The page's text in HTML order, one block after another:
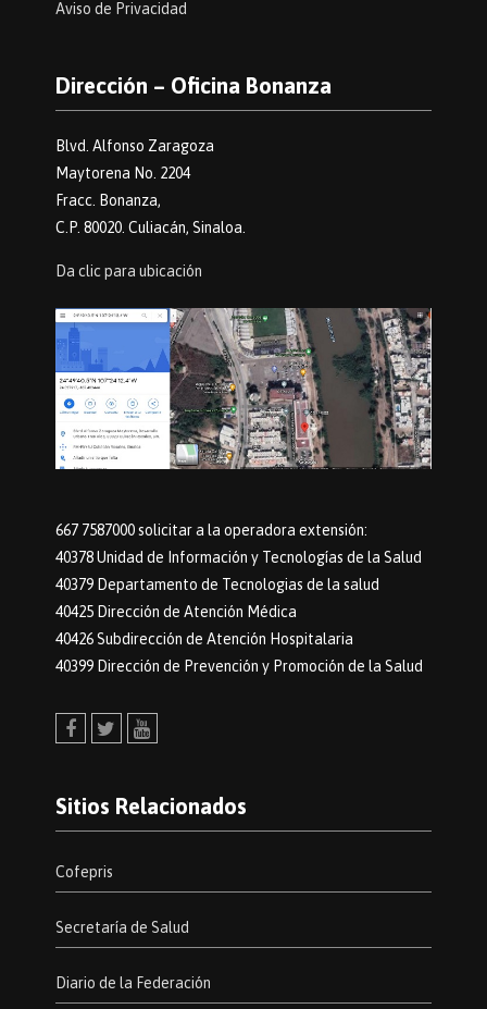
Aviso de Privacidad
Dirección – Oficina Bonanza
Blvd. Alfonso Zaragoza
Maytorena No. 2204
Fracc. Bonanza,
C.P. 80020. Culiacán, Sinaloa.
Da clic para ubicación
667 7587000 solicitar a la operadora extensión:
40378 Unidad de Información y Tecnologías de la Salud
40379 Departamento de Tecnologias de la salud
40425 Dirección de Atención Médica
40426 Subdirección de Atención Hospitalaria
40399 Dirección de Prevención y Promoción de la Salud
Sitios Relacionados
Cofepris
Secretaría de Salud
Diario de la Federación